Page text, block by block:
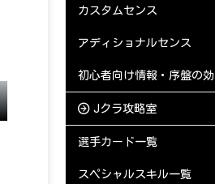
カスタムセンス
アディショナルセンス
初心者向け情報・序盤の
Jクラ攻略室
選手カード一覧
スペシャルスキル一覧